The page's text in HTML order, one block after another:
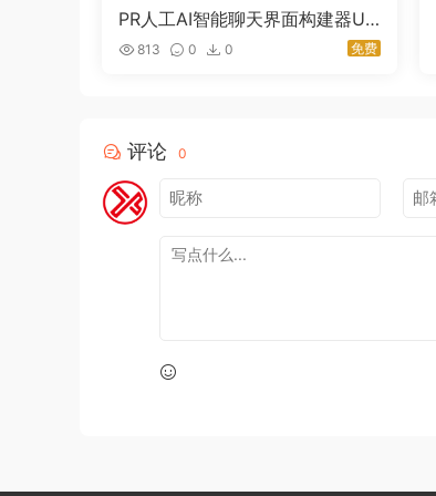
PR人工AI智能聊天界面构建器UI
元素动画素材模板 AI Gen Const
ructor
813 0 0 免费
评论 0